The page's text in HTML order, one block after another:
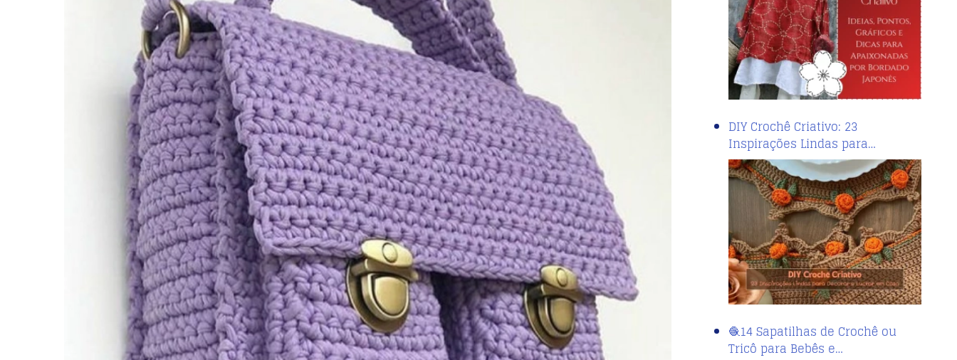
DIY Crochê Criativo: 23
Inspirações Lindas para…
🧶14 Sapatilhas de Crochê ou
Tricô para Bebês e…